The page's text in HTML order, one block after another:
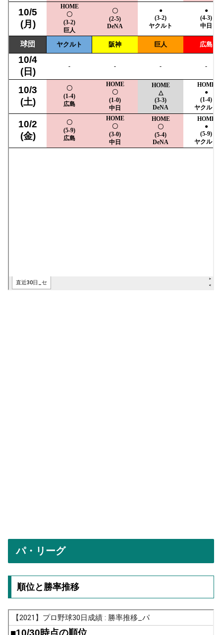
パ・リーグ
順位と勝率推移